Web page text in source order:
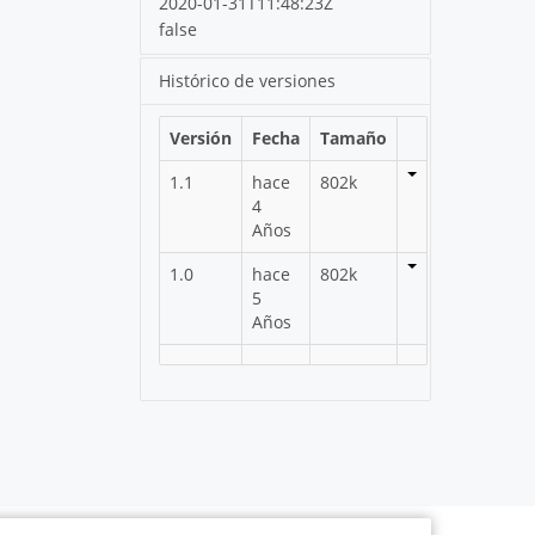
false
Histórico de versiones
Versión Fecha
Tamaño
1.1
hace
4
Años
802k
1.0
hace
5
Años
802k